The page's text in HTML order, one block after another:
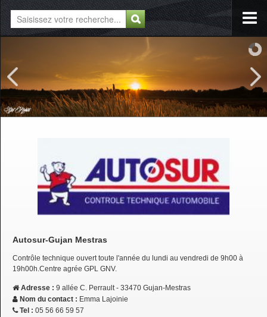
Autosur-Gujan Mestras
Contrôle technique ouvert toute l'année du lundi au vendredi de 9h00 à
19h00h.Centre agrée GPL GNV.
Adresse : 9 allée C. Perrault - 33470 Gujan-Mestras
Nom du contact : Emma Lajoinie
Tel : 05 56 66 59 57